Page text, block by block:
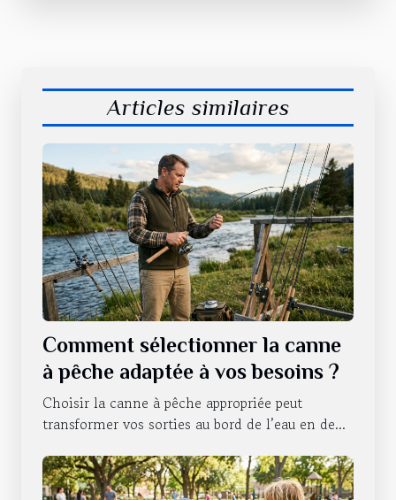
Articles similaires
Comment sélectionner la canne
à pêche adaptée à vos besoins ?
Choisir la canne à pêche appropriée peut
transformer vos sorties au bord de l’eau en de...